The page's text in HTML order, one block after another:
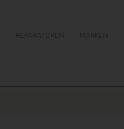
REPARATUREN MARKEN